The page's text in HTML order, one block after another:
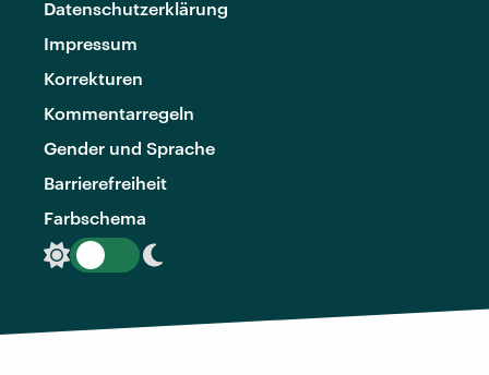
Datenschutzerklärung
Impressum
Korrekturen
Kommentarregeln
Gender und Sprache
Barrierefreiheit
Farbschema